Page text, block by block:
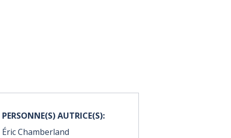
PERSONNE(S) AUTRICE(S):
Éric Chamberland